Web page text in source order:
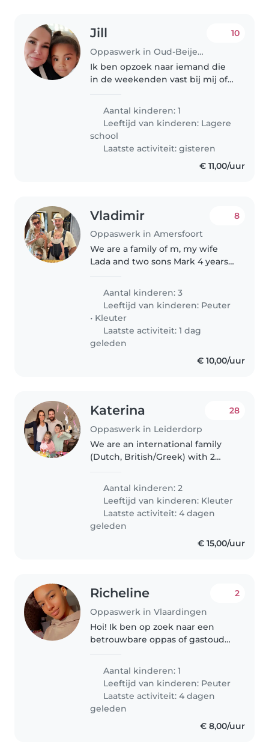
Jill
Oppaswerk in Oud-Beijerland
10
Ik ben opzoek naar iemand die
in de weekenden vast bij mij of
weekenden zijn ( de zaterdag
van 0830 tot 1830 max en de
zondag..
Aantal kinderen: 1
Leeftijd van kinderen: Lagere
school
Laatste activiteit: gisteren
€ 11,00/uur
Vladimir
Oppaswerk in Amersfoort
8
We are a family of m, my wife
Lada and two sons Mark 4 years
IT engineer and Lada is taking
care of our kids. Originally we are
from Moscow and live..
Aantal kinderen: 3
Leeftijd van kinderen: Peuter
• Kleuter
Laatste activiteit: 1 dag
geleden
€ 10,00/uur
Katerina
Oppaswerk in Leiderdorp
28
We are an international family
(Dutch, British/Greek) with 2
help with our 8 year old son and
a 7 year old daughter on a
permanent basis: Our son has..
Aantal kinderen: 2
Leeftijd van kinderen: Kleuter
Laatste activiteit: 4 dagen
geleden
€ 15,00/uur
Richeline
Oppaswerk in Vlaardingen
2
Hoi! Ik ben op zoek naar een
betrouwbare oppas of gastouder
vriendelijke en intelligente
dochter(1jaar). Mij kleine is altijd
benieuwd en graag bezig, dus..
Aantal kinderen: 1
Leeftijd van kinderen: Peuter
Laatste activiteit: 4 dagen
geleden
€ 8,00/uur